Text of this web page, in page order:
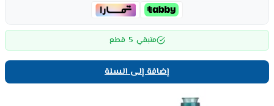
متبقي 5 قطع
إضافة إلى السلة